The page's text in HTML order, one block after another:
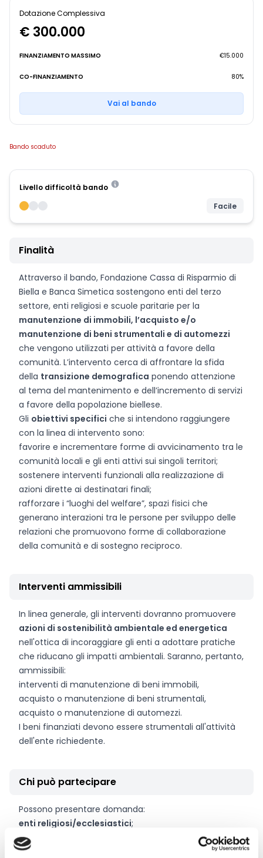
Dotazione Complessiva
€ 300.000
FINANZIAMENTO MASSIMO €15.000
CO-FINANZIAMENTO 80%
Vai al bando
Bando scaduto
Livello difficoltà bando
Facile
Finalità
Attraverso il bando, Fondazione Cassa di Risparmio di
Biella e Banca Simetica sostengono enti del terzo
settore, enti religiosi e scuole paritarie per la
manutenzione di immobili, l’acquisto e/o
manutenzione di beni strumentali e di automezzi
che vengono utilizzati per attività a favore della
comunità. L’intervento cerca di affrontare la sfida
della transizione demografica ponendo attenzione
al tema del mantenimento e dell’incremento di servizi
a favore della popolazione biellese.
Gli obiettivi specifici che si intendono raggiungere
con la linea di intervento sono:
favorire e incrementare forme di avvicinamento tra le
comunità locali e gli enti attivi sui singoli territori;
sostenere interventi funzionali alla realizzazione di
azioni dirette ai destinatari finali;
rafforzare i “luoghi del welfare”, spazi fisici che
generano interazioni tra le persone per sviluppo delle
relazioni che promuovono forme di collaborazione
della comunità e di sostegno reciproco.
Interventi ammissibili
In linea generale, gli interventi dovranno promuovere
azioni di sostenibilità ambientale ed energetica
nell'ottica di incoraggiare gli enti a adottare pratiche
che riducano gli impatti ambientali. Saranno, pertanto,
ammissibili:
interventi di manutenzione di beni immobili,
acquisto o manutenzione di beni strumentali,
acquisto o manutenzione di automezzi.
I beni finanziati devono essere strumentali all'attività
dell'ente richiedente.
Chi può partecipare
Possono presentare domanda:
enti religiosi/ecclesiastici;
associazioni, fondazioni ed altri enti senza scopo di
lucro